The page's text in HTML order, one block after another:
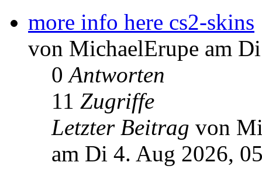
more info here cs2-skins
von MichaelErupe am
0Antworten
11 Zugriffe
Letzter Beitrag von
am Di 4. Aug 2026,